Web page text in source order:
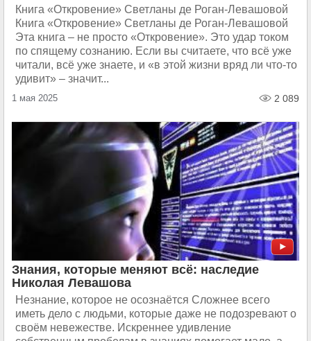
Книга «Откровение» Светланы де Роган-Левашовой
Книга «Откровение» Светланы де Роган-Левашовой
Эта книга – не просто «Откровение». Это удар током
по спящему сознанию. Если вы считаете, что всё уже
читали, всё уже знаете, и «в этой жизни вряд ли что-то
удивит» – значит...
1 мая 2025 2 089
Знания, которые меняют всё: наследие
Николая Левашова
Незнание, которое не осознаётся Сложнее всего
иметь дело с людьми, которые даже не подозревают о
своём невежестве. Искреннее удивление